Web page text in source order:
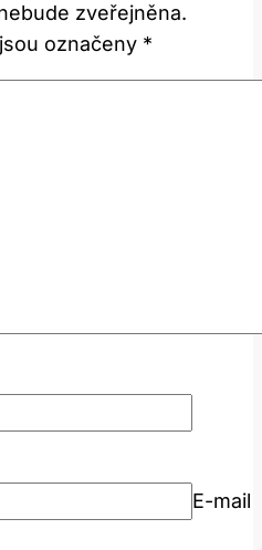
zveřejněna.
označeny *
E-mail